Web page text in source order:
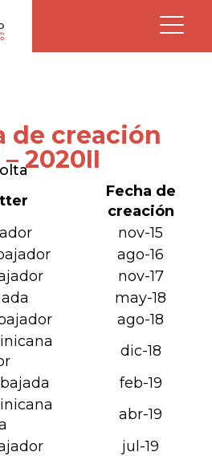
de creación
2020II
Fecha de
creación
nov-15
ago-16
nov-17
may-18
ago-18
dic-18
feb-19
abr-19
jul-19